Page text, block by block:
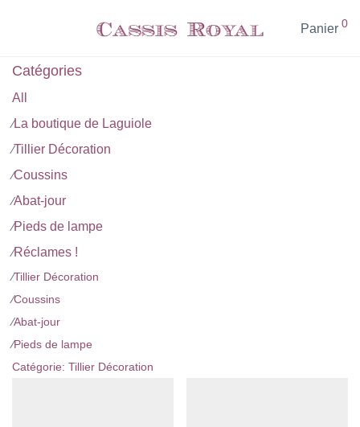
Panier 0
Catégories
All
⁄La boutique de Laguiole
⁄Tillier Décoration
⁄Coussins
⁄Abat-jour
⁄Pieds de lampe
⁄Réclames !
⁄Tillier Décoration
⁄Coussins
⁄Abat-jour
⁄Pieds de lampe
Catégorie: Tillier Décoration